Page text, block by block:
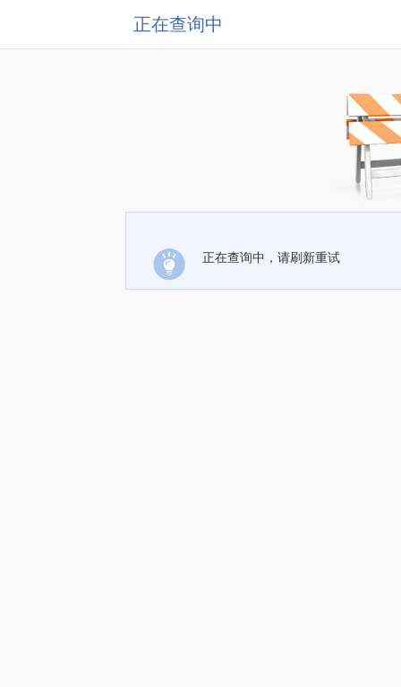
正在查询中
正在查询中，请刷新重试